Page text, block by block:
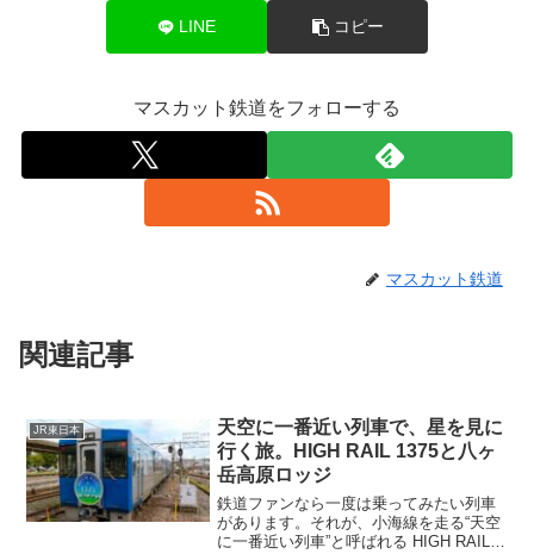
LINE コピー
マスカット鉄道をフォローする
マスカット鉄道
関連記事
JR東日本
天空に一番近い列車で、星を見に
行く旅。HIGH RAIL 1375と八ヶ
岳高原ロッジ
鉄道ファンなら一度は乗ってみたい列車
があります。それが、小海線を走る“天空
に一番近い列車”と呼ばれる HIGH RAIL